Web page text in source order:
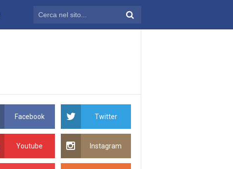
Facebook Twitter
Youtube Instagram